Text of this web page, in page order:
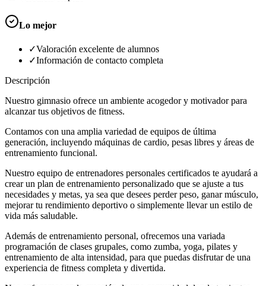
Lo mejor
✓Valoración excelente de alumnos
✓Información de contacto completa
Descripción
Nuestro gimnasio ofrece un ambiente acogedor y motivador para
alcanzar tus objetivos de fitness.
Contamos con una amplia variedad de equipos de última
generación, incluyendo máquinas de cardio, pesas libres y áreas de
entrenamiento funcional.
Nuestro equipo de entrenadores personales certificados te ayudará a
crear un plan de entrenamiento personalizado que se ajuste a tus
necesidades y metas, ya sea que desees perder peso, ganar músculo,
mejorar tu rendimiento deportivo o simplemente llevar un estilo de
vida más saludable.
Además de entrenamiento personal, ofrecemos una variada
programación de clases grupales, como zumba, yoga, pilates y
entrenamiento de alta intensidad, para que puedas disfrutar de una
experiencia de fitness completa y divertida.